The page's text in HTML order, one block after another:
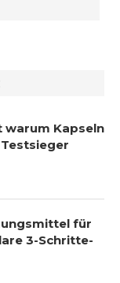
warum Kapseln
für
3-Schritte-